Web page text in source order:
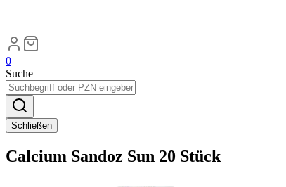
0
Suche
Schließen
Calcium Sandoz Sun 20 Stück